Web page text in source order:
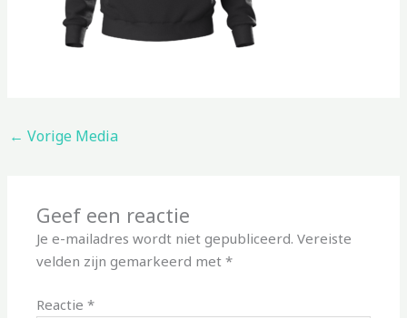
← Vorige Media
Geef een reactie
Je e-mailadres wordt niet gepubliceerd. Vereiste
velden zijn gemarkeerd met*
Reactie*